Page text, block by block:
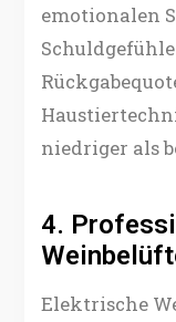
emotionalen
niedriger als
4.
Elektrische